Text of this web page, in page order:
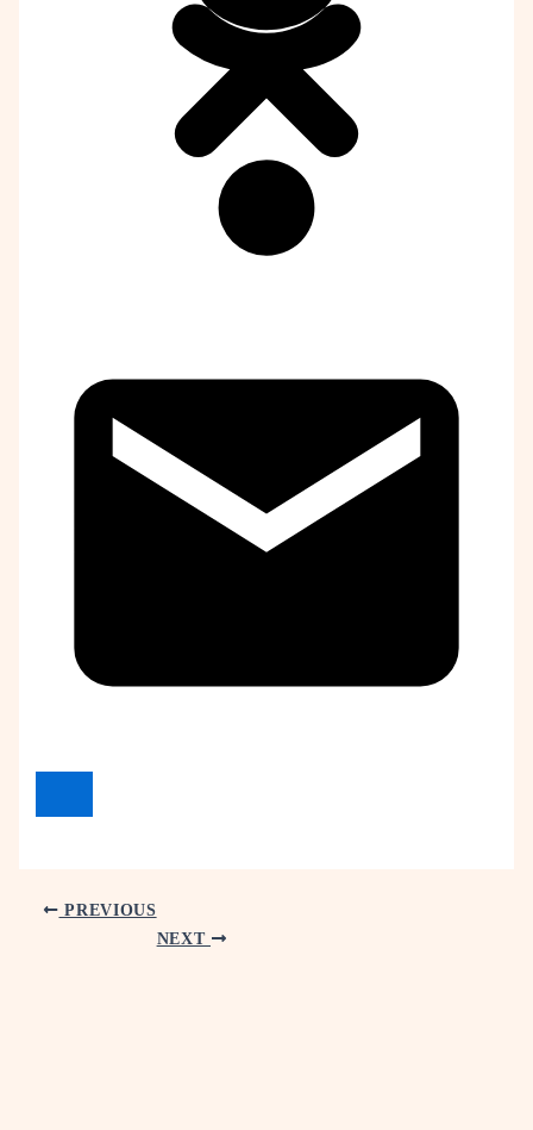
PREVIOUS
NEXT